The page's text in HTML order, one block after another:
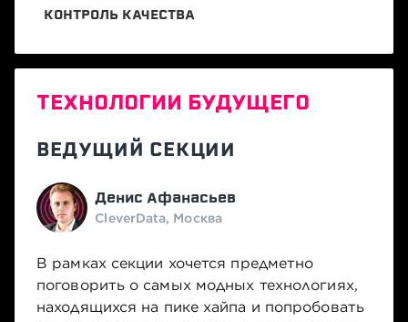
КОНТРОЛЬ КАЧЕСТВА
ТЕХНОЛОГИИ БУДУЩЕГО
ВЕДУЩИЙ СЕКЦИИ
Денис Афанасьев
CleverData, Москва
В рамках секции хочется предметно
поговорить о самых модных технологиях,
находящихся на пике хайпа и попробовать